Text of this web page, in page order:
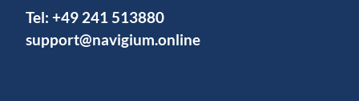
Tel: +49 241 513880
support@navigium.online